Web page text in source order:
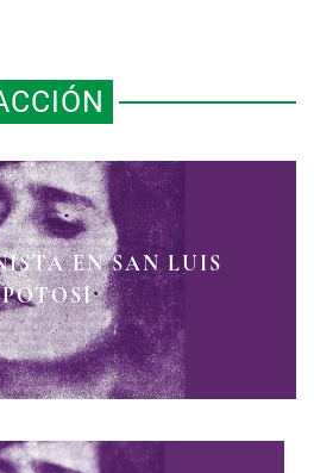
EN SAN LUIS
POTOSÍ